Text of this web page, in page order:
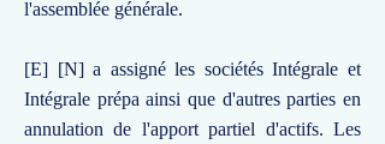
l'assemblée générale.
[E] [N] a assigné les sociétés Intégrale et
Intégrale prépa ainsi que d'autres parties en
annulation de l'apport partiel d'actifs. Les